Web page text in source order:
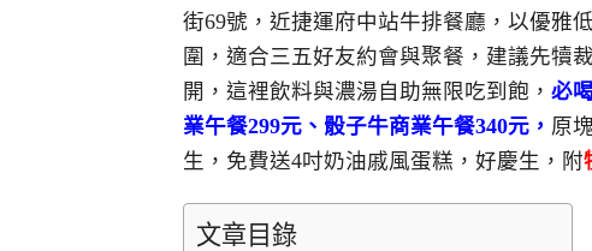
街69號，近捷運府中站牛排餐廳，以優雅
圍，適合三五好友約會與聚餐，建議先犢
開，這裡飲料與濃湯自助無限吃到飽， 必
業午餐299元、骰子牛商業午餐340元， 原
生，免費送4吋奶油戚風蛋糕，好慶生，附
文章目錄